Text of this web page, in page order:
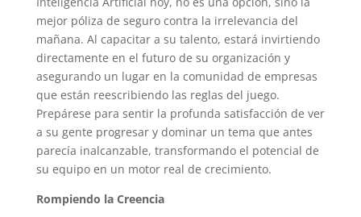
mejor póliza de seguro contra la irrelevancia del
mañana. Al capacitar a su talento, estará invirtiendo
directamente en el futuro de su organización y
asegurando un lugar en la comunidad de empresas
que están reescribiendo las reglas del juego.
Prepárese para sentir la profunda satisfacción de ver
a su gente progresar y dominar un tema que antes
parecía inalcanzable, transformando el potencial de
su equipo en un motor real de crecimiento.
Rompiendo la Creencia